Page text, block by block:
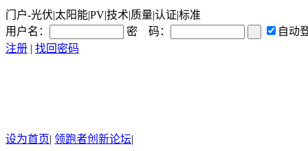
门户-光伏|太阳能|PV|技术|质量|认证|标准
用户名：
密 码：
自动
注册 | 找回密码
设为首页| 领跑者创新论坛|